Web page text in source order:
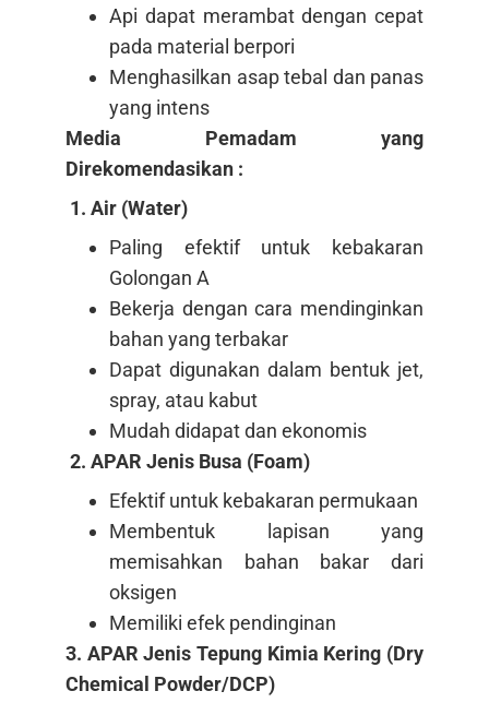
Api dapat merambat dengan cepat
pada material berpori
Menghasilkan asap tebal dan panas
yang intens
Media Pemadam yang
Direkomendasikan :
1. Air (Water)
Paling efektif untuk kebakaran
Golongan A
Bekerja dengan cara mendinginkan
bahan yang terbakar
Dapat digunakan dalam bentuk jet,
spray, atau kabut
Mudah didapat dan ekonomis
2. APAR Jenis Busa (Foam)
Efektif untuk kebakaran permukaan
Membentuk lapisan yang
memisahkan bahan bakar dari
oksigen
Memiliki efek pendinginan
3. APAR Jenis Tepung Kimia Kering (Dry
Chemical Powder/DCP)